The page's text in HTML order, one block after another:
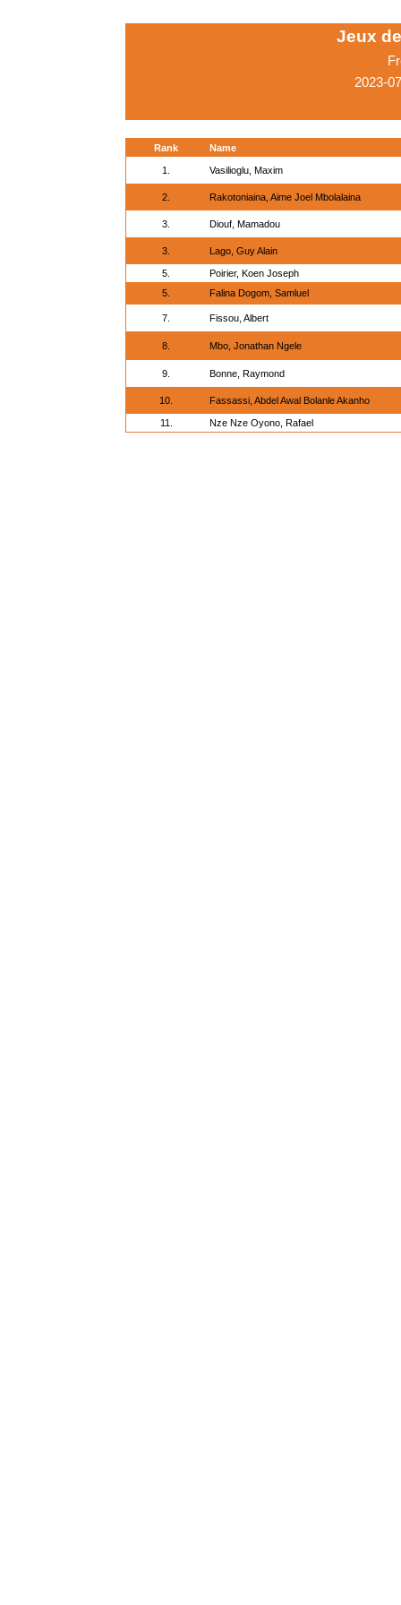
Jeux
2023-
Rank Name
1. Vasilioglu, Maxim
2. Rakotoniaina, Aime Joel Mbolalaina
3. Diouf, Mamadou
3. Lago, Guy Alain
5.
Poirier, Koen Joseph
5.
Falina Dogom, Samluel
7. Fissou, Albert
8. Mbo, Jonathan Ngele
9. Bonne, Raymond
10. Fassassi, Abdel Awal Bolanle Akanho
11. Nze Nze Oyono, Rafael